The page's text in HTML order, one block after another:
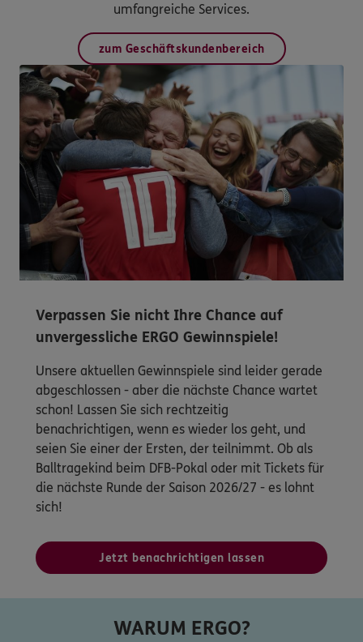
umfangreiche Services.
zum Geschäftskundenbereich
Verpassen Sie nicht Ihre Chance auf
unvergessliche ERGO Gewinnspiele!
Unsere aktuellen Gewinnspiele sind leider gerade
abgeschlossen - aber die nächste Chance wartet
schon! Lassen Sie sich rechtzeitig
benachrichtigen, wenn es wieder los geht, und
seien Sie einer der Ersten, der teilnimmt. Ob als
Balltragekind beim DFB-Pokal oder mit Tickets für
die nächste Runde der Saison 2026/27 - es lohnt
sich!
Jetzt benachrichtigen lassen
WARUM ERGO?